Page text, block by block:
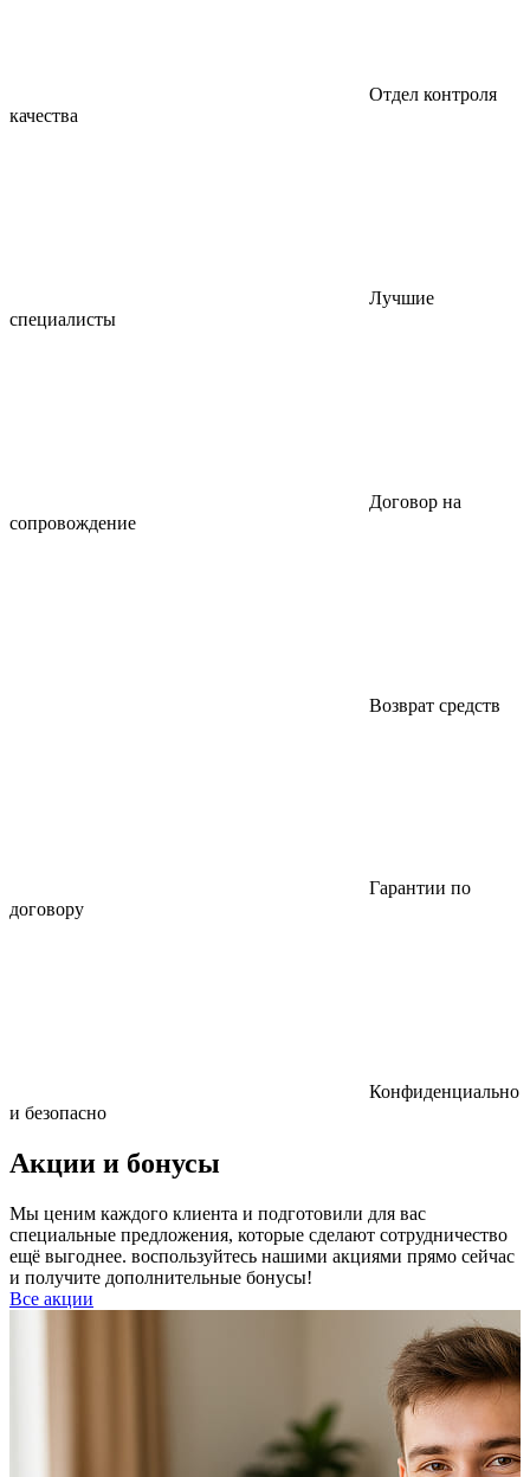
Отдел контроля
качества
Лучшие
специалисты
Договор на
сопровождение
Возврат средств
Гарантии по
договору
Конфиденциально
и безопасно
Акции и бонусы
Мы ценим каждого клиента и подготовили для вас
специальные предложения, которые сделают сотрудничество
ещё выгоднее. воспользуйтесь нашими акциями прямо сейчас
и получите дополнительные бонусы!
Все акции